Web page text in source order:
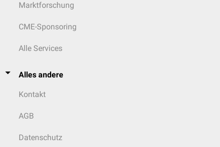
Marktforschung
CME-Sponsoring
Alle Services
Alles andere
Kontakt
AGB
Datenschutz